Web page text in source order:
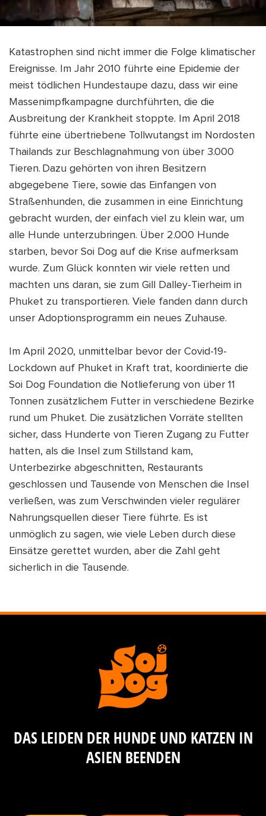
Katastrophen sind nicht immer die Folge klimatischer
Ereignisse. Im Jahr 2010 führte eine Epidemie der
meist tödlichen Hundestaupe dazu, dass wir eine
Massenimpfkampagne durchführten, die die
Ausbreitung der Krankheit stoppte. Im April 2018
führte eine übertriebene Tollwutangst im Nordosten
Thailands zur Beschlagnahmung von über 3.000
Tieren. Dazu gehörten von ihren Besitzern
abgegebene Tiere, sowie das Einfangen von
Straßenhunden, die zusammen in eine Einrichtung
gebracht wurden, der einfach viel zu klein war, um
alle Hunde unterzubringen. Über 2.000 Hunde
starben, bevor Soi Dog auf die Krise aufmerksam
wurde. Zum Glück konnten wir viele retten und
machten uns daran, sie zum Gill Dalley-Tierheim in
Phuket zu transportieren. Viele fanden dann durch
unser Adoptionsprogramm ein neues Zuhause.
Im April 2020, unmittelbar bevor der Covid-19-
Lockdown auf Phuket in Kraft trat, koordinierte die
Soi Dog Foundation die Notlieferung von über 11
Tonnen zusätzlichem Futter in verschiedene Bezirke
rund um Phuket. Die zusätzlichen Vorräte stellten
sicher, dass Hunderte von Tieren Zugang zu Futter
hatten, als die Insel zum Stillstand kam,
Unterbezirke abgeschnitten, Restaurants
geschlossen und Tausende von Menschen die Insel
verließen, was zum Verschwinden vieler regulärer
Nahrungsquellen dieser Tiere führte. Es ist
unmöglich zu sagen, wie viele Leben durch diese
Einsätze gerettet wurden, aber die Zahl geht
sicherlich in die Tausende.
DAS LEIDEN DER HUNDE UND KATZEN IN
ASIEN BEENDEN